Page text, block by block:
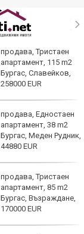
продава, Тристаен
апартамент, 115 m2
Бургас, Славейков,
258000 EUR
продава, Едностаен
апартамент, 38 m2
Бургас, Меден Рудник,
44880 EUR
продава, Тристаен
апартамент, 85 m2
Бургас, Възраждане,
170000 EUR